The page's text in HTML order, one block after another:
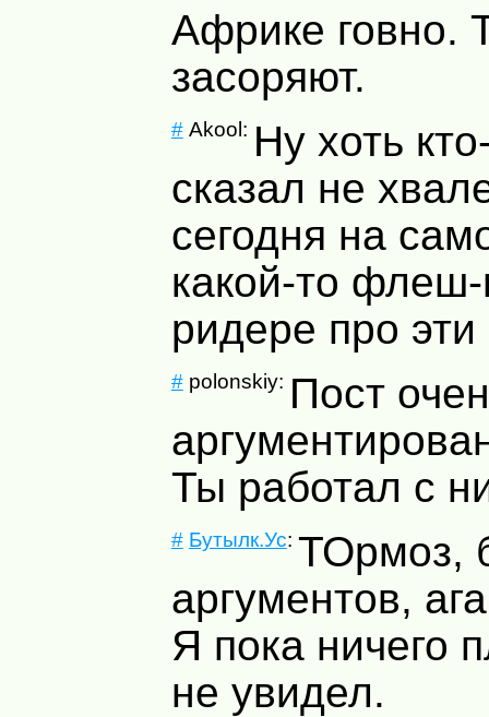
Африке говно.
засоряют.
#Akool: Ну хоть
сказал не
сегодня на
какой-то
ридере про
#polonskiy: Пост
Ты работал с
# Бутылк.Ус: ТОрмоз,
аргументов,
Я пока ничего
не увидел.